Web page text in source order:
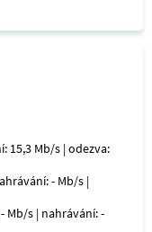
15,3 Mb/s | odezva:
- Mb/s |
Mb/s | nahrávání: -